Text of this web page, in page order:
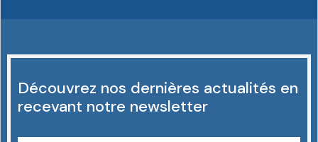
Découvrez nos dernières actualités en
recevant notre newsletter